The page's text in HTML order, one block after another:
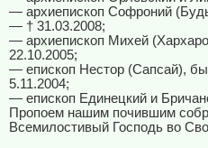
— архиепископ Софроний
— † 31.03.2008;
— архиепископ Михей
22.10.2005;
— епископ Нестор (Сапсай),
5.11.2004;
— епископ Единецкий и
Пропоем нашим почившим
Всемилостивый Господь во